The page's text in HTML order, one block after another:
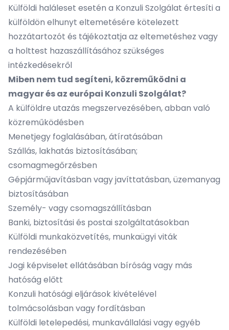
Külföldi haláleset esetén a Konzuli Szolgálat értesíti a
külföldön elhunyt eltemetésére kötelezett
hozzátartozót és tájékoztatja az eltemetéshez vagy
a holttest hazaszállításához szükséges
intézkedésekről
Miben nem tud segíteni, közreműködni a
magyar és az európai Konzuli Szolgálat?
A külföldre utazás megszervezésében, abban való
közreműködésben
Menetjegy foglalásában, átíratásában
Szállás, lakhatás biztosításában;
csomagmegőrzésben
Gépjárműjavításban vagy javíttatásban, üzemanyag
biztosításában
Személy- vagy csomagszállításban
Banki, biztosítási és postai szolgáltatásokban
Külföldi munkaközvetítés, munkaügyi viták
rendezésében
Jogi képviselet ellátásában bíróság vagy más
hatóság előtt
Konzuli hatósági eljárások kivételével
tolmácsolásban vagy fordításban
Külföldi letelepedési, munkavállalási vagy egyéb